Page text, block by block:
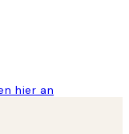
hier an